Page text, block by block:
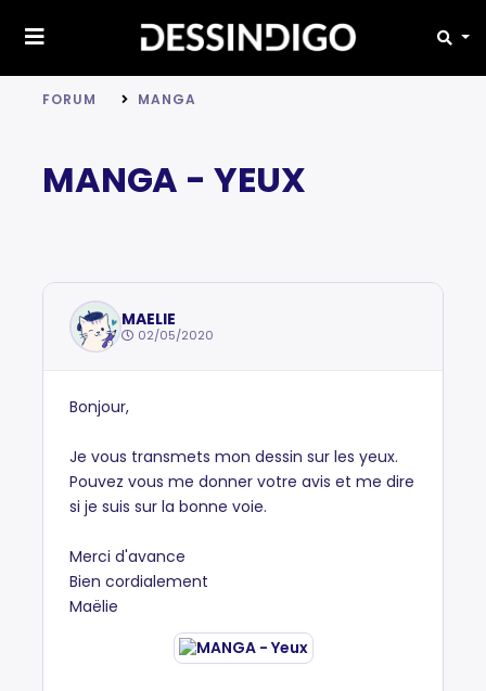
FORUM MANGA
MANGA - YEUX
MAELIE
02/05/2020
Bonjour,
Je vous transmets mon dessin sur les yeux.
Pouvez vous me donner votre avis et me dire
si je suis sur la bonne voie.
Merci d'avance
Bien cordialement
Maëlie